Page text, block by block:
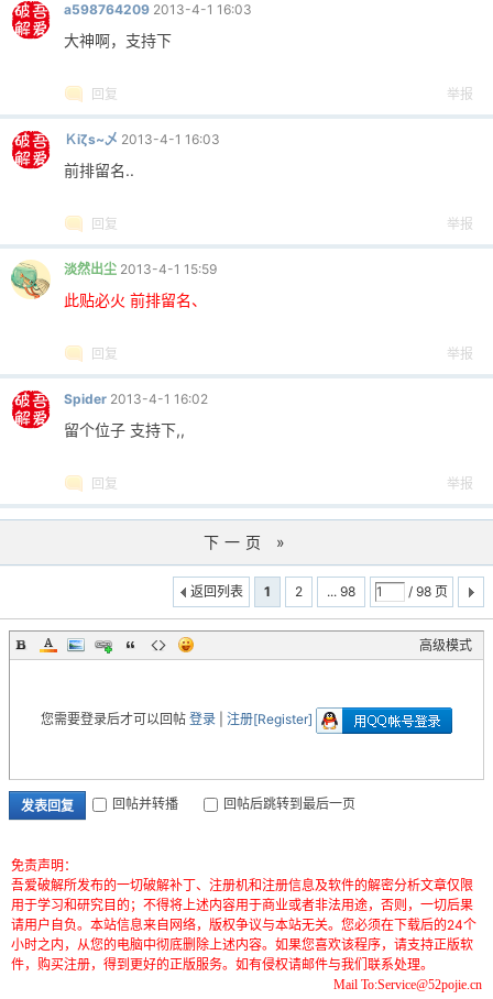
a598764209 2013-4-1 16:03
大神啊，支持下
回复 举报
Ｋiζs~乄 2013-4-1 16:03
前排留名..
回复 举报
淡然出尘 2013-4-1 15:59
此贴必火 前排留名、
回复 举报
Spider 2013-4-1 16:02
留个位子 支持下,,
回复 举报
下一页 »
1 2 ... 98 / 98 页
返回列表
高级模式
您需要登录后才可以回帖 登录 注册[Register]
发表回复 回帖并转播 回帖后跳转到最后一页
免责声明：
吾爱破解所发布的一切破解补丁、注册机和注册信息及软件的解密分析文章仅限
用于学习和研究目的；不得将上述内容用于商业或者非法用途，否则，一切后果
请用户自负。本站信息来自网络，版权争议与本站无关。您必须在下载后的24个
小时之内，从您的电脑中彻底删除上述内容。如果您喜欢该程序，请支持正版软
件，购买注册，得到更好的正版服务。如有侵权请邮件与我们联系处理。
Mail To:Service@52pojie.cn